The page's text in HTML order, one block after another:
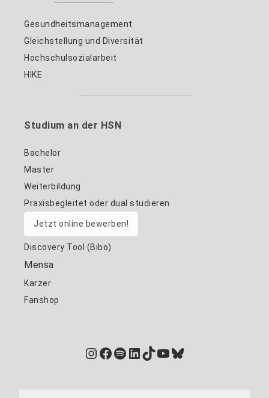
Gesundheitsmanagement
Gleichstellung und Diversität
Hochschulsozialarbeit
HIKE
Studium an der HSN
Bachelor
Master
Weiterbildung
Praxisbegleitet oder dual studieren
Jetzt online bewerben!
Discovery Tool (Bibo)
Mensa
Karzer
Fanshop
Instagram
Facebook
Spotify
LinkedIn
TikTok
YouTube
Bluesky